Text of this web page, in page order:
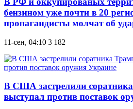
бензином уже почти в 20
пропагандисты молчат об
11-сен, 04:10 3 182
В США застрелили
выступал против поставок